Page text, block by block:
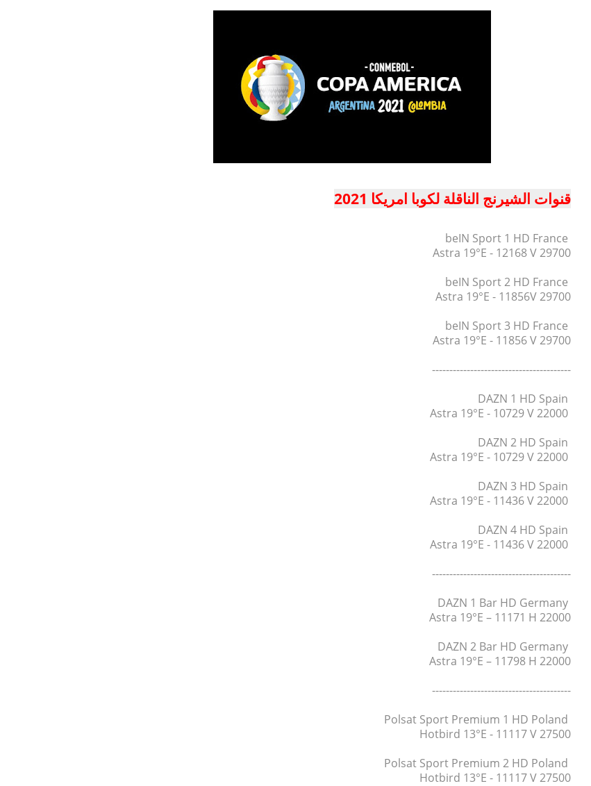
قنوات الشيرنج الناقلة لكوبا امريكا 2021
beIN Sport 1 HD France
Astra 19°E - 12168 V 29700
beIN Sport 2 HD France
Astra 19°E - 11856V 29700
beIN Sport 3 HD France
Astra 19°E - 11856 V 29700
----------------------------------------
DAZN 1 HD Spain
Astra 19°E - 10729 V 22000
DAZN 2 HD Spain
Astra 19°E - 10729 V 22000
DAZN 3 HD Spain
Astra 19°E - 11436 V 22000
DAZN 4 HD Spain
Astra 19°E - 11436 V 22000
----------------------------------------
DAZN 1 Bar HD Germany
Astra 19°E – 11171 H 22000
DAZN 2 Bar HD Germany
Astra 19°E – 11798 H 22000
----------------------------------------
Polsat Sport Premium 1 HD Poland
Hotbird 13°E - 11117 V 27500
Polsat Sport Premium 2 HD Poland
Hotbird 13°E - 11117 V 27500